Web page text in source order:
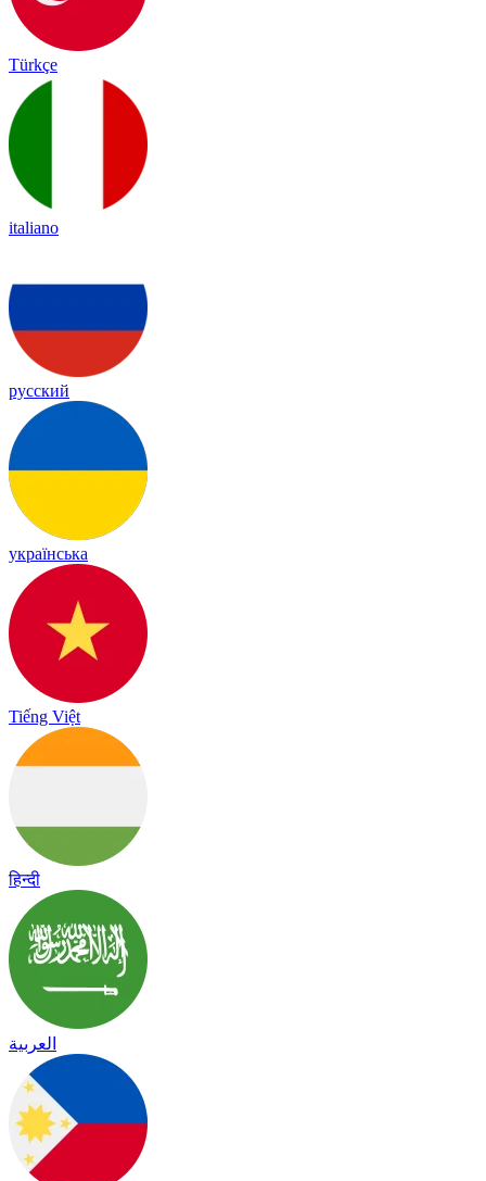
Türkçe
italiano
русский
українська
Tiếng Việt
हिन्दी
العربية